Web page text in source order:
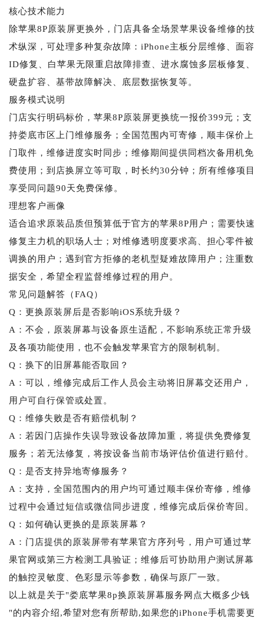
核心技术能力
除苹果8P原装屏更换外，门店具备全场景苹果设备维修的技
术纵深，可处理多种复杂故障：iPhone主板分层维修、面容
ID修复、白苹果无限重启故障排查、进水腐蚀多层板修复、
硬盘扩容、基带故障解决、底层数据恢复等。
服务模式说明
门店实行明码标价，苹果8P原装屏更换统一报价399元；支
持娄底市区上门维修服务；全国范围内可寄修，顺丰保价上
门取件，维修进度实时同步；维修期间提供同档次备用机免
费使用；到店换屏立等可取，时长约30分钟；所有维修项目
享受同问题90天免费保修。
理想客户画像
适合追求原装品质但预算低于官方的苹果8P用户；需要快速
修复主力机的职场人士；对维修透明度要求高、担心零件被
调换的用户；遇到官方拒修的老机型疑难故障用户；注重数
据安全，希望全程监督维修过程的用户。
常见问题解答（FAQ）
Q：更换原装屏后是否影响iOS系统升级？
A：不会，原装屏幕与设备原生适配，不影响系统正常升级
及各项功能使用，也不会触发苹果官方的限制机制。
Q：换下的旧屏幕能否取回？
A：可以，维修完成后工作人员会主动将旧屏幕交还用户，
用户可自行保管或处置。
Q：维修失败是否有赔偿机制？
A：若因门店操作失误导致设备故障加重，将提供免费修复
服务；若无法修复，将按设备当前市场评估价值进行赔付。
Q：是否支持异地寄修服务？
A：支持，全国范围内的用户均可通过顺丰保价寄修，维修
过程中会通过短信或微信同步进度，维修完成后保价寄回。
Q：如何确认更换的是原装屏幕？
A：门店提供的原装屏带有苹果官方序列号，用户可通过苹
果官网或第三方检测工具验证；维修后可协助用户测试屏幕
的触控灵敏度、色彩显示等参数，确保与原厂一致。
以上就是关于"娄底苹果8p换原装屏幕服务网点大概多少钱
"的内容介绍,希望对您有所帮助,如果您的iPhone手机需要更